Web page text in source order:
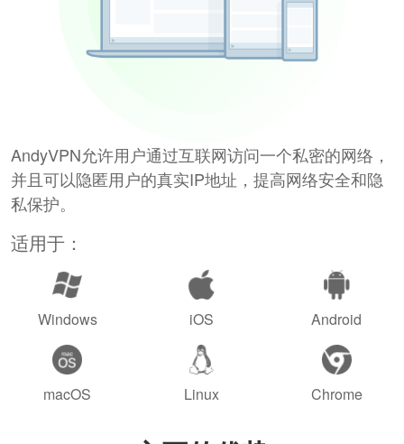
AndyVPN允许用户通过互联网访问一个私密的网络，
并且可以隐匿用户的真实IP地址，提高网络安全和隐
私保护。
适用于：
Windows iOS Android
macOS Linux Chrome